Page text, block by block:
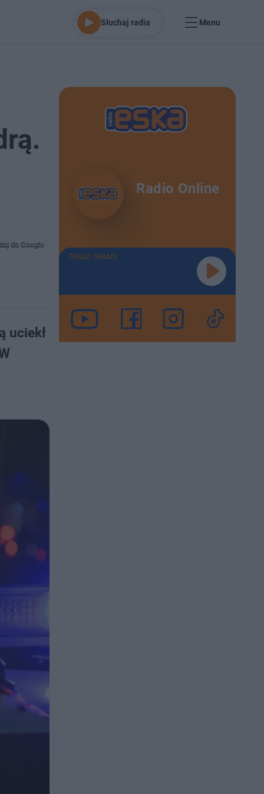
Słuchaj radia Menu
do Google
uciekł
Radio Online
TERAZ GRAMY